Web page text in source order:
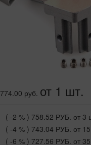
774.00 руб. от 1 шт.
( -2 % ) 758.52 РУБ. от 3
( -4 % ) 743.04 РУБ. от
( -6 % ) 727.56 РУБ. от